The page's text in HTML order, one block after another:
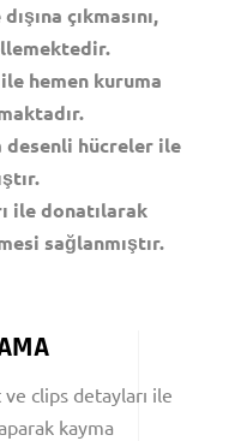
çıkmasını,
hemen kuruma
desenli hücreler ile
ile donatılarak
sağlanmıştır.
clips detayları ile
kayma